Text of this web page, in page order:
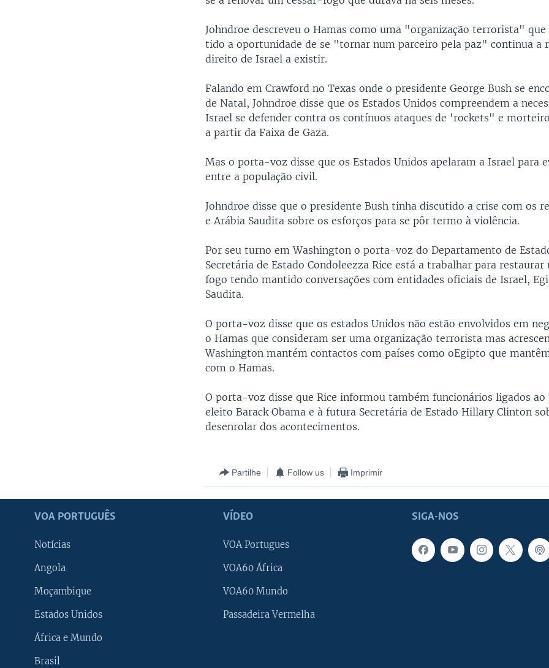
Johndroe descreveu o Hamas como uma "organização terrorista" que
tido a oportunidade de se "tornar num parceiro pela paz" continua a
direito de Israel a existir.
Falando em Crawford no Texas onde o presidente George Bush se
de Natal, Johndroe disse que os Estados Unidos compreendem a
Israel se defender contra os contínuos ataques de 'rockets" e
a partir da Faixa de Gaza.
Mas o porta-voz disse que os Estados Unidos apelaram a Israel para
entre a população civil.
Johndroe disse que o presidente Bush tinha discutido a crise com os
e Arábia Saudita sobre os esforços para se pôr termo à violência.
Por seu turno em Washington o porta-voz do Departamento de
Secretária de Estado Condoleezza Rice está a trabalhar para
fogo tendo mantido conversações com entidades oficiais de Israel,
Saudita.
O porta-voz disse que os estados Unidos não estão envolvidos em
o Hamas que consideram ser uma organização terrorista mas
Washington mantém contactos com países como oEgipto que
com o Hamas.
O porta-voz disse que Rice informou também funcionários ligados ao
eleito Barack Obama e à futura Secretária de Estado Hillary Clinton
desenrolar dos acontecimentos.
Partilhe Follow us Imprimir
SIGA-NOS
VOA PORTUGUÊS
Notícias
Angola
Moçambique
Estados Unidos
África e Mundo
Brasil
VÍDEO
VOA Portugues
VOA60 África
VOA60 Mundo
Passadeira Vermelha